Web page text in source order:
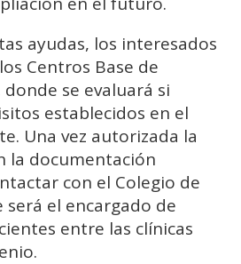
ayudas, los interesados
Centros Base de
donde se evaluará si
establecidos en el
Una vez autorizada la
la documentación
con el Colegio de
el encargado de
entre las clínicas